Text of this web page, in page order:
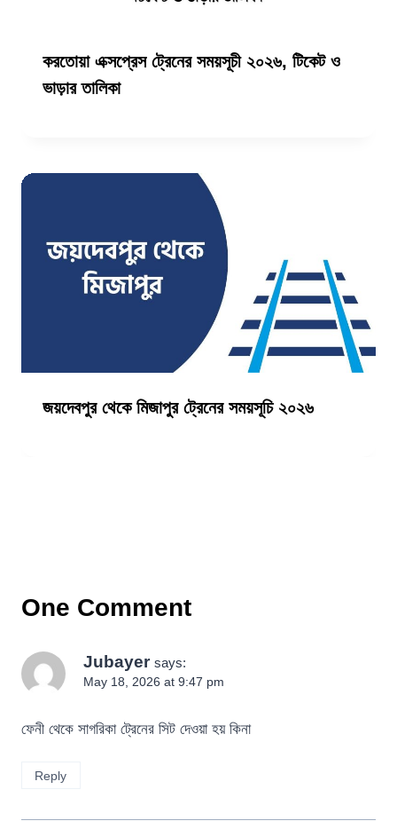
করতোয়া এক্সপ্রেস ট্রেনের সময়সূচী ২০২৬, টিকেট ও
ভাড়ার তালিকা
জয়দেবপুর থেকে মিজাপুর ট্রেনের সময়সূচি ২০২৬
One Comment
Jubayer says:
May 18, 2026 at 9:47 pm
ফেনী থেকে সাগরিকা ট্রেনের সিট দেওয়া হয় কিনা
Reply